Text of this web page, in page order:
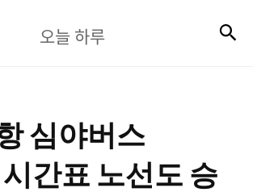
늘
오늘 하루
심야버스
간표 노선도 승